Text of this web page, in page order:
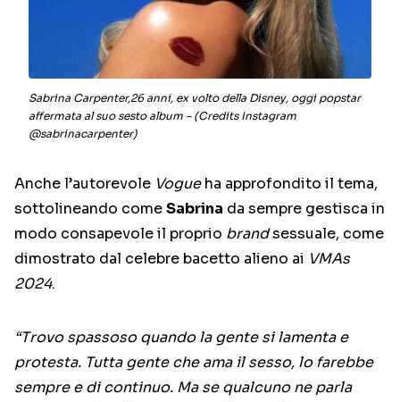
Sabrina Carpenter,26 anni, ex volto della Disney, oggi popstar
affermata al suo sesto album – (Credits Instagram
@sabrinacarpenter)
Anche l’autorevole Vogueha approfondito il tema,
sottolineando comeSabrina da sempre gestisca in
modo consapevole il proprio brandsessuale, come
dimostrato dal celebre bacetto alieno ai VMAs
2024.
“Trovo spassoso quando la gente si lamenta e
protesta. Tutta gente che ama il sesso, lo farebbe
sempre e di continuo. Ma se qualcuno ne parla